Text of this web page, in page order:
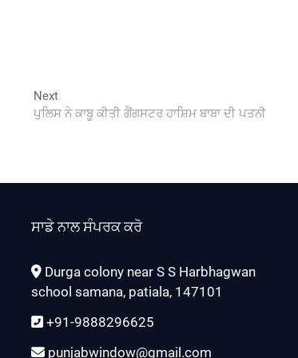
NextNext
post:
ਪੁਲਿਸ ਨੇ ਕਾਬੂ ਕੀਤੀ ਗੈਂਗਸਟਰ ਹਾਸ਼ਿਮ ਬਾਬਾ ਦੀ ਪਤਨੀ
ਸਾਡੇ ਨਾਲ ਸੰਪਰਕ ਕਰੋ
Durga colony near S S Harbhagwan
school samana, patiala, 147101
+91-9888296625
punjabwindow@gmail.com